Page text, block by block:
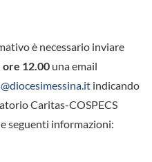
è necessario inviare
ore 12.00 una email
indicando
Caritas-COSPECS
seguenti informazioni: